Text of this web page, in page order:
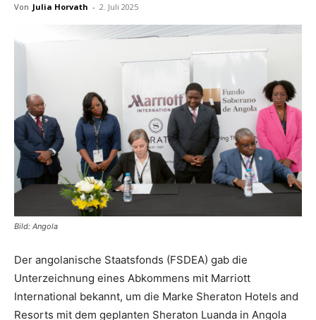
Reiseempfehlungen.
Von Julia Horvath - 2. Juli 2025
Bild: Angola
Der angolanische Staatsfonds (FSDEA) gab die
Unterzeichnung eines Abkommens mit Marriott
International bekannt, um die Marke Sheraton Hotels and
Resorts mit dem geplanten Sheraton Luanda in Angola